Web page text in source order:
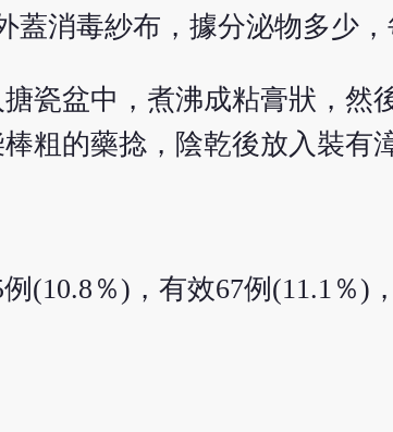
消毒紗布，據分泌物多少，
瓷盆中，煮沸成粘膏狀，然
粗的藥捻，陰乾後放入裝有
(10.8％)，有效67例(11.1％)